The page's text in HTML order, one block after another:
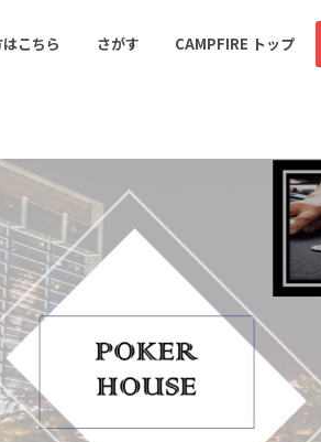
こちら さがす CAMPFIRE トップ
ティ 人気のコミュニティ 新
舞台・パ
サービス開発 フード・飲
誌出版 アニメ・漫
ルグッド ビューテ